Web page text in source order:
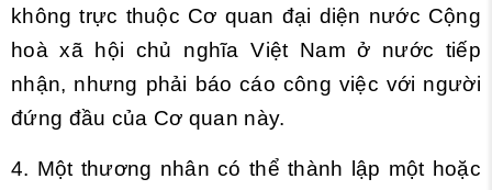
không trực thuộc Cơ quan đại diện nước Cộng
hoà xã hội chủ nghĩa Việt Nam ở nước tiếp
nhận, nhưng phải báo cáo công việc với người
đứng đầu của Cơ quan này.
4. Một thương nhân có thể thành lập một hoặc